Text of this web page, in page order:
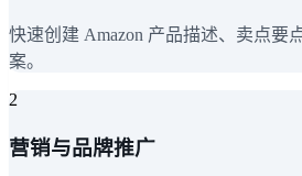
快速创建 Amazon 产品描述、卖点要
案。
2
营销与品牌推广